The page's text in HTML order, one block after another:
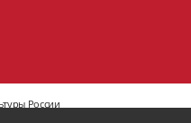
России